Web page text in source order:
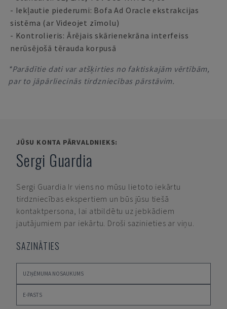
- Iekļautie piederumi: Bofa Ad Oracle ekstrakcijas
sistēma (ar Videojet zīmolu)
- Kontrolieris: Ārējais skārienekrāna interfeiss
nerūsējošā tērauda korpusā
*Parādītie dati var atšķirties no faktiskajām vērtībām,
par to jāpārliecinās tirdzniecības pārstāvim.
JŪSU KONTA PĀRVALDNIEKS:
Sergi Guardia
Sergi Guardia Ir viens no mūsu lietoto iekārtu
tirdzniecības ekspertiem un būs jūsu tiešā
kontaktpersona, lai atbildētu uz jebkādiem
jautājumiem par iekārtu. Droši sazinieties ar viņu.
SAZINĀTIES